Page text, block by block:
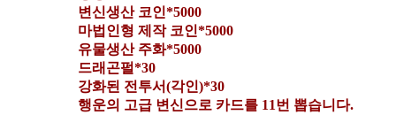
변신생산 코인*5000
마법인형 제작 코인*5000
유물생산 주화*5000
드래곤펄*30
강화된 전투서(각인)*30
행운의 고급 변신으로 카드를 11번 뽑습니다.